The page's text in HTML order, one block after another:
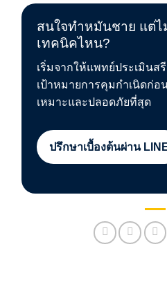
สนใจทำหมันชาย แต่ไ
เทคนิคไหน?
เริ่มจากให้แพทย์ประเมินส
เป้าหมายการคุมกำเนิดก่อ
เหมาะและปลอดภัยที่สุด
ปรึกษาเบื้องต้นผ่าน